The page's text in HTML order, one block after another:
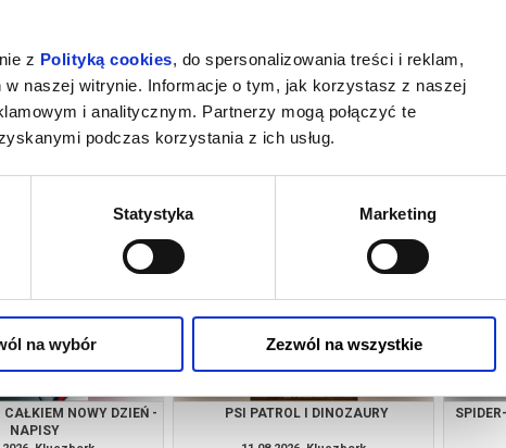
z Polityką cookies, do spersonalizowania treści i reklam,
naszej witrynie. Informacje o tym, jak korzystasz z naszej
i analitycznym. Partnerzy mogą połączyć te
podczas korzystania z ich usług.
Statystyka Marketing
na wybór Zezwól na wszystkie
I DINOZAURY
kup bilet
SPIDER-MAN. CAŁKIEM NOWY DZIEŃ -
kup bilet
NOWY DZIEŃ -
NAPISY
PSI PATROL I DINOZAURY